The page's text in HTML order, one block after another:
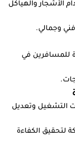
الأشجار والهياكل
وجمالي.
للمسافرين في
التشغيل وتعديل
لتحقيق الكفاءة